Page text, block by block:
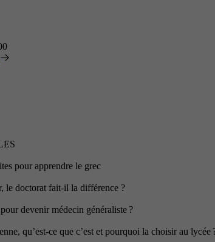
pour apprendre le grec
le doctorat fait-il la différence ?
devenir médecin généraliste ?
qu’est-ce que c’est et pourquoi la choisir au lycée